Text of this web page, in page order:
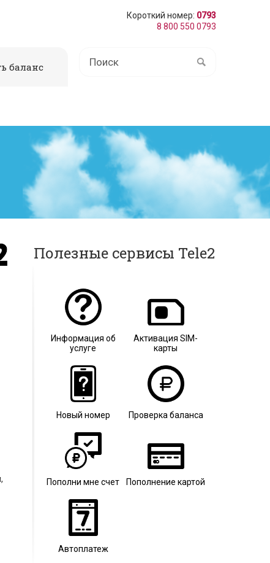
Короткий номер: 0793
8 800 550 0793
баланс
Полезные сервисы Tele2
Информация об
услуге
Активация SIM-
карты
Новый номер Проверка баланса
Пополни мне счет Пополнение картой
Автоплатеж